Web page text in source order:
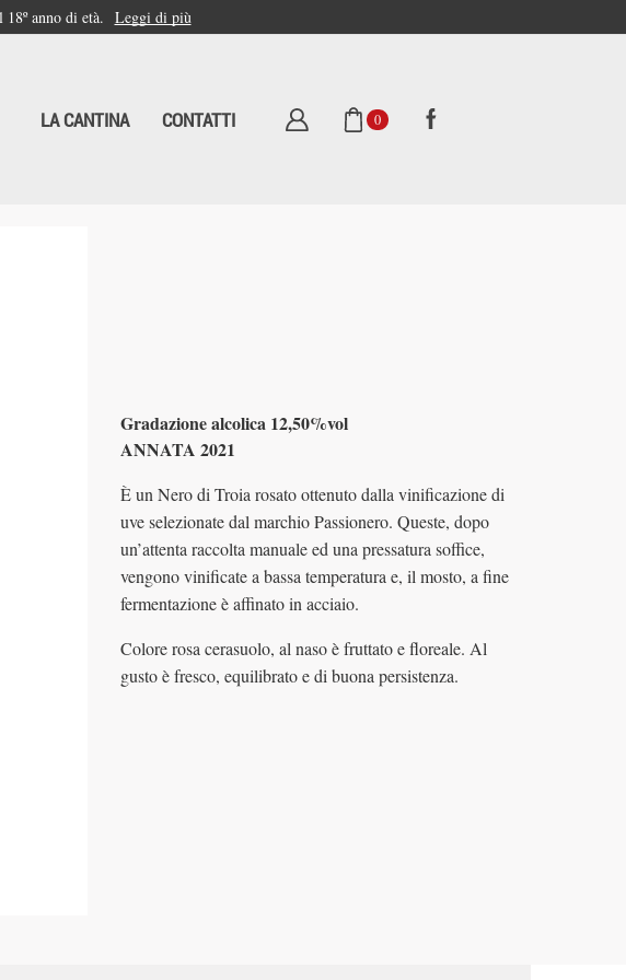
anno di età. Leggi di più
LA CANTINA CONTATTI 0
Gradazione alcolica 12,50%vol
ANNATA 2021
È un Nero di Troia rosato ottenuto dalla vinificazione di
uve selezionate dal marchio Passionero. Queste, dopo
un’attenta raccolta manuale ed una pressatura soffice,
vengono vinificate a bassa temperatura e, il mosto, a fine
fermentazione è affinato in acciaio.
Colore rosa cerasuolo, al naso è fruttato e floreale. Al
gusto è fresco, equilibrato e di buona persistenza.